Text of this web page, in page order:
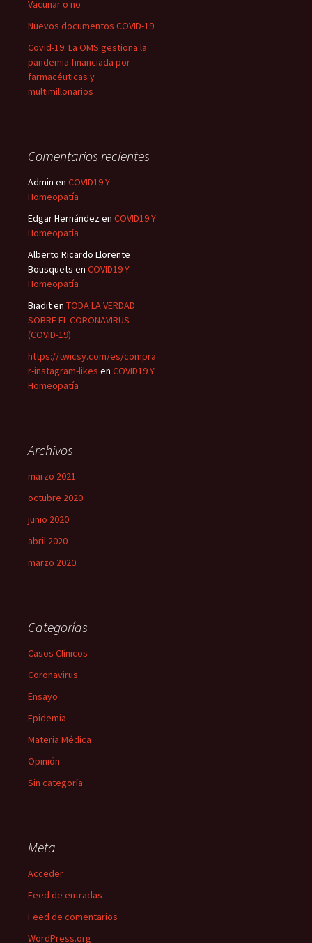
Vacunar o no
Nuevos documentos COVID-19
Covid-19: La OMS gestiona la
pandemia financiada por
farmacéuticas y
multimillonarios
Comentarios recientes
Admin en COVID19 Y
Homeopatía
Edgar Hernándezen COVID19 Y
Homeopatía
Alberto Ricardo Llorente
Bousquets en COVID19 Y
Homeopatía
Biaditen TODA LA VERDAD
SOBRE EL CORONAVIRUS
(COVID-19)
https://twicsy.com/es/compra
r-instagram-likes en COVID19 Y
Homeopatía
Archivos
marzo 2021
octubre 2020
junio 2020
abril 2020
marzo 2020
Categorías
Casos Clínicos
Coronavirus
Ensayo
Epidemia
Materia Médica
Opinión
Sin categoría
Meta
Acceder
Feed de entradas
Feed de comentarios
WordPress.org